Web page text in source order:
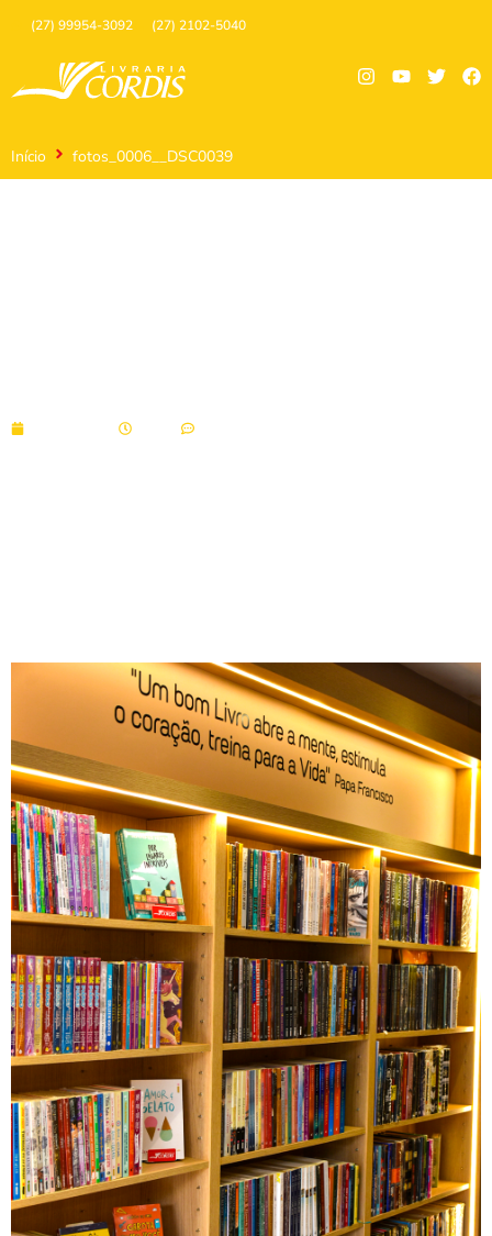
(27) 99954-3092 (27) 2102-5040
Início fotos_0006__DSC0039